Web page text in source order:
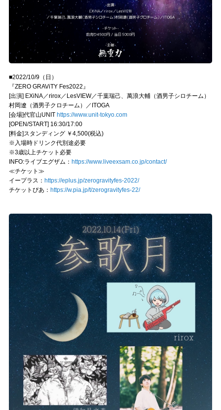
■2022/10/9（日）
『ZERO GRAViTY Fes2022』
[出演] EXiNA／rirox／LesVIEW／千葉瑞己、萬浪大輔（酒男子シロチーム）
村岡遼（酒男子クロチーム）／ITOGA
[会場]代官山UNIT https://www.unit-tokyo.com
[OPEN/START] 16:30/17:00
[料金]スタンディング ￥4,500(税込)
※入場時ドリンク代別途必要
※3歳以上チケット必要
INFO:ライブエグザム： https://www.liveexsam.co.jp/contact/
≪チケット≫
イープラス： https://eplus.jp/zerogravityfes-2022/
チケットぴあ： https://w.pia.jp/t/zerogravityfes-22/